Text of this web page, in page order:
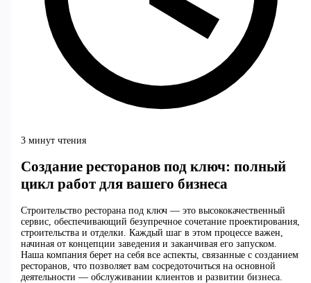
3 минут чтения
Создание ресторанов под ключ: полный
цикл работ для вашего бизнеса
Строительство ресторана под ключ — это высококачественный
сервис, обеспечивающий безупречное сочетание проектирования,
строительства и отделки. Каждый шаг в этом процессе важен,
начиная от концепции заведения и заканчивая его запуском.
Наша компания берет на себя все аспекты, связанные с созданием
ресторанов, что позволяет вам сосредоточиться на основной
деятельности — обслуживании клиентов и развитии бизнеса.